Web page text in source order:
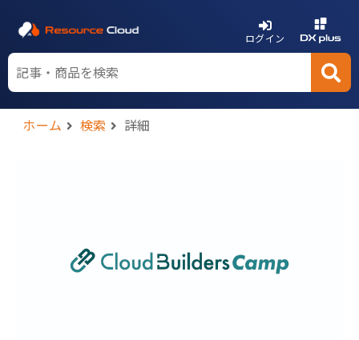
ログイン
ホーム 検索 詳細